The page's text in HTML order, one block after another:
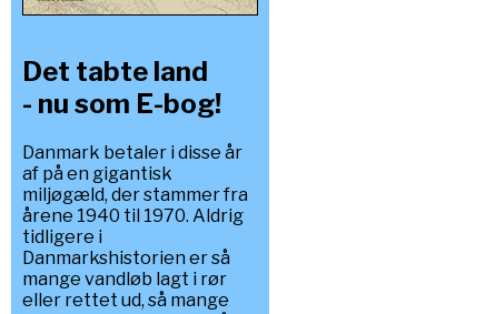
Det tabte land
- nu som E-bog!
Danmark betaler i disse år
af på en gigantisk
miljøgæld, der stammer fra
årene 1940 til 1970. Aldrig
tidligere i
Danmarkshistorien er så
mange vandløb lagt i rør
eller rettet ud, så mange